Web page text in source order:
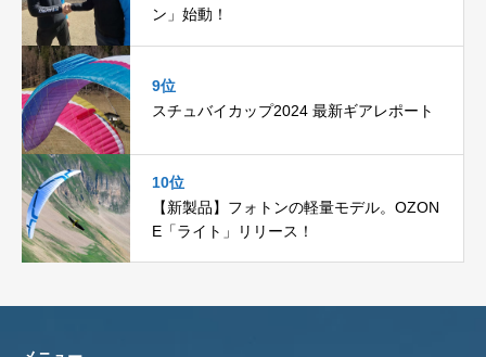
ン」始動！
9位
スチュバイカップ2024 最新ギアレポート
10位
【新製品】フォトンの軽量モデル。OZON
E「ライト」リリース！